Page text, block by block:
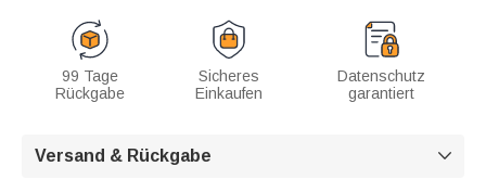
99 Tage
Rückgabe
Sicheres
Einkaufen
Datenschutz
garantiert
Versand & Rückgabe 